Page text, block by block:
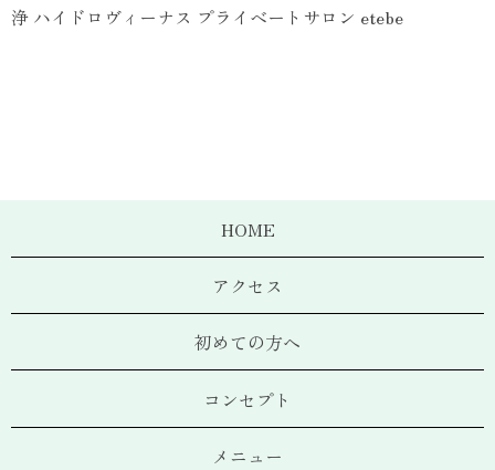
浄 ハイドロヴィーナス プライベートサロン etebe
HOME
アクセス
初めての方へ
コンセプト
メニュー